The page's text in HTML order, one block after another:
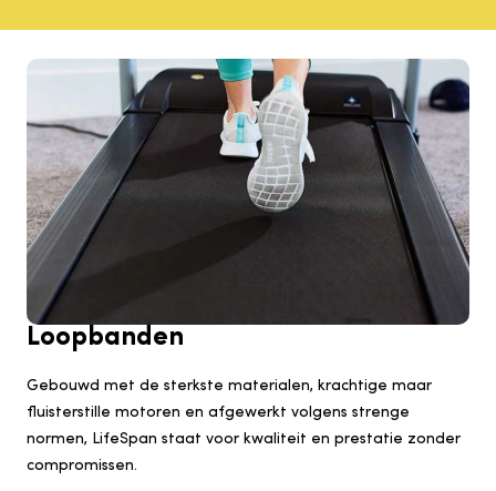
Loopbanden
Gebouwd met de sterkste materialen, krachtige maar
fluisterstille motoren en afgewerkt volgens strenge
normen, LifeSpan staat voor kwaliteit en prestatie zonder
compromissen.